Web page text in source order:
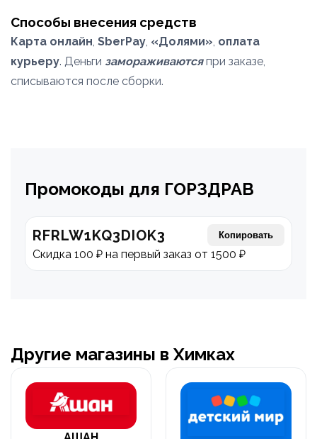
Способы внесения средств
Карта онлайн, SberPay, «Долями», оплата
курьеру. Деньги замораживаютсяпри заказе,
списываются после сборки.
Промокоды для ГОРЗДРАВ
RFRLW1KQ3DIOK3 Копировать
Скидка 100 ₽ на первый заказ от 1500 ₽
Другие магазины в Химках